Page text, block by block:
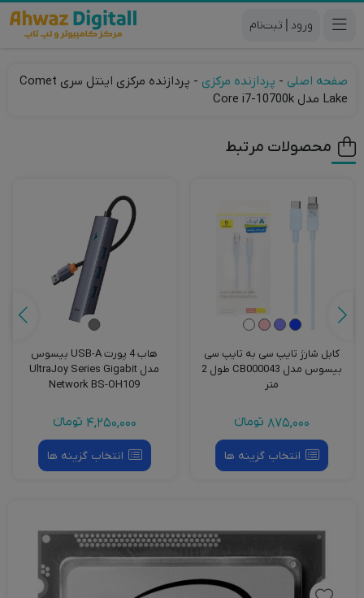
|
صفحه اصلی - پردازنده مرکزی -
پردازنده مرکزی اینتل سری Comet
Lake مدل Core i7-10700k
محصولات مرتبط
کابل شارژ تایپ سی به تایپ سی
بیسوس مدل CB000043 طول 2
متر
875,000 تومانءء
انتخاب گزینه ها
هاب 4 پورت USB-A بیسوس
مدل UltraJoy Series Gigabit
Network BS-OH109
4,250,000 تومانءء
انتخاب گزینه ها